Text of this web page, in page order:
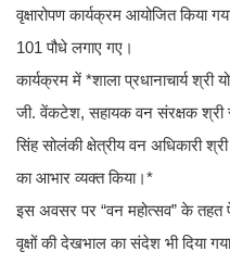
वृक्षारोपण कार्यक्रम आयोजित किया
101 पौधे लगाए गए।
कार्यक्रम में *शाला प्रधानाचार्य
जी. वेंकटेश, सहायक वन संरक्षक श्री
सिंह सोलंकी क्षेत्रीय वन अधिकारी
का आभार व्यक्त किया।*
इस अवसर पर “वन महोत्सव” के तहत
वृक्षों की देखभाल का संदेश भी दिया